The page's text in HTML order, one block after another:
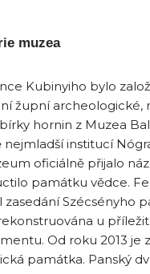
muzea
Kubinyiho bylo
župní archeologické,
hornin z Muzea
institucí
oficiálně přijalo
památku vědce.
zasedání Szécsényho
u
Od roku 2013 je
památka. Panský